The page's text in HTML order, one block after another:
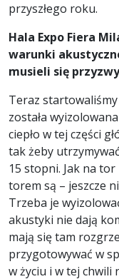
przyszłego roku.
Hala Expo Fiera
warunki
musieli się
Teraz
została
ciepło w tej części
tak żeby
15 stopni. Jak na
torem są – jeszcze
Trzeba je
akustyki nie dają
mają się tam
przygotowywać w
w życiu i w tej chwili